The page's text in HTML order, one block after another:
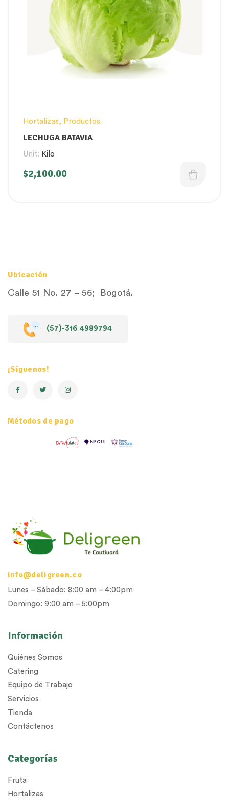
Hortalizas, Productos
LECHUGA BATAVIA
Unit: Kilo
$2,100.00
Ubicación
Calle 51 No. 27 – 56; Bogotá.
(57)-316 4989794
¡Síguenos!
Métodos de pago
Información
Quiénes Somos
Catering
Equipo de Trabajo
Servicios
Tienda
Contáctenos
Categorías
Fruta
Hortalizas
info@deligreen.co
Lunes – Sábado: 8:00 am – 4:00pm
Domingo: 9:00 am – 5:00pm